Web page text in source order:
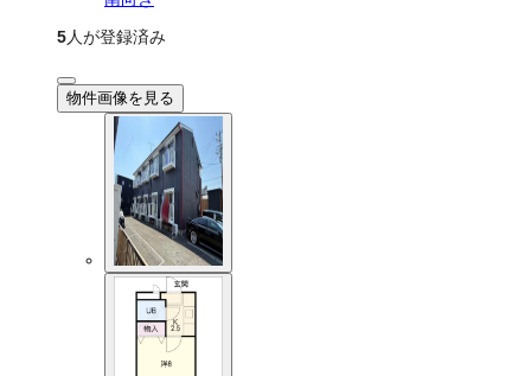
5人が登録済み
物件画像を見る